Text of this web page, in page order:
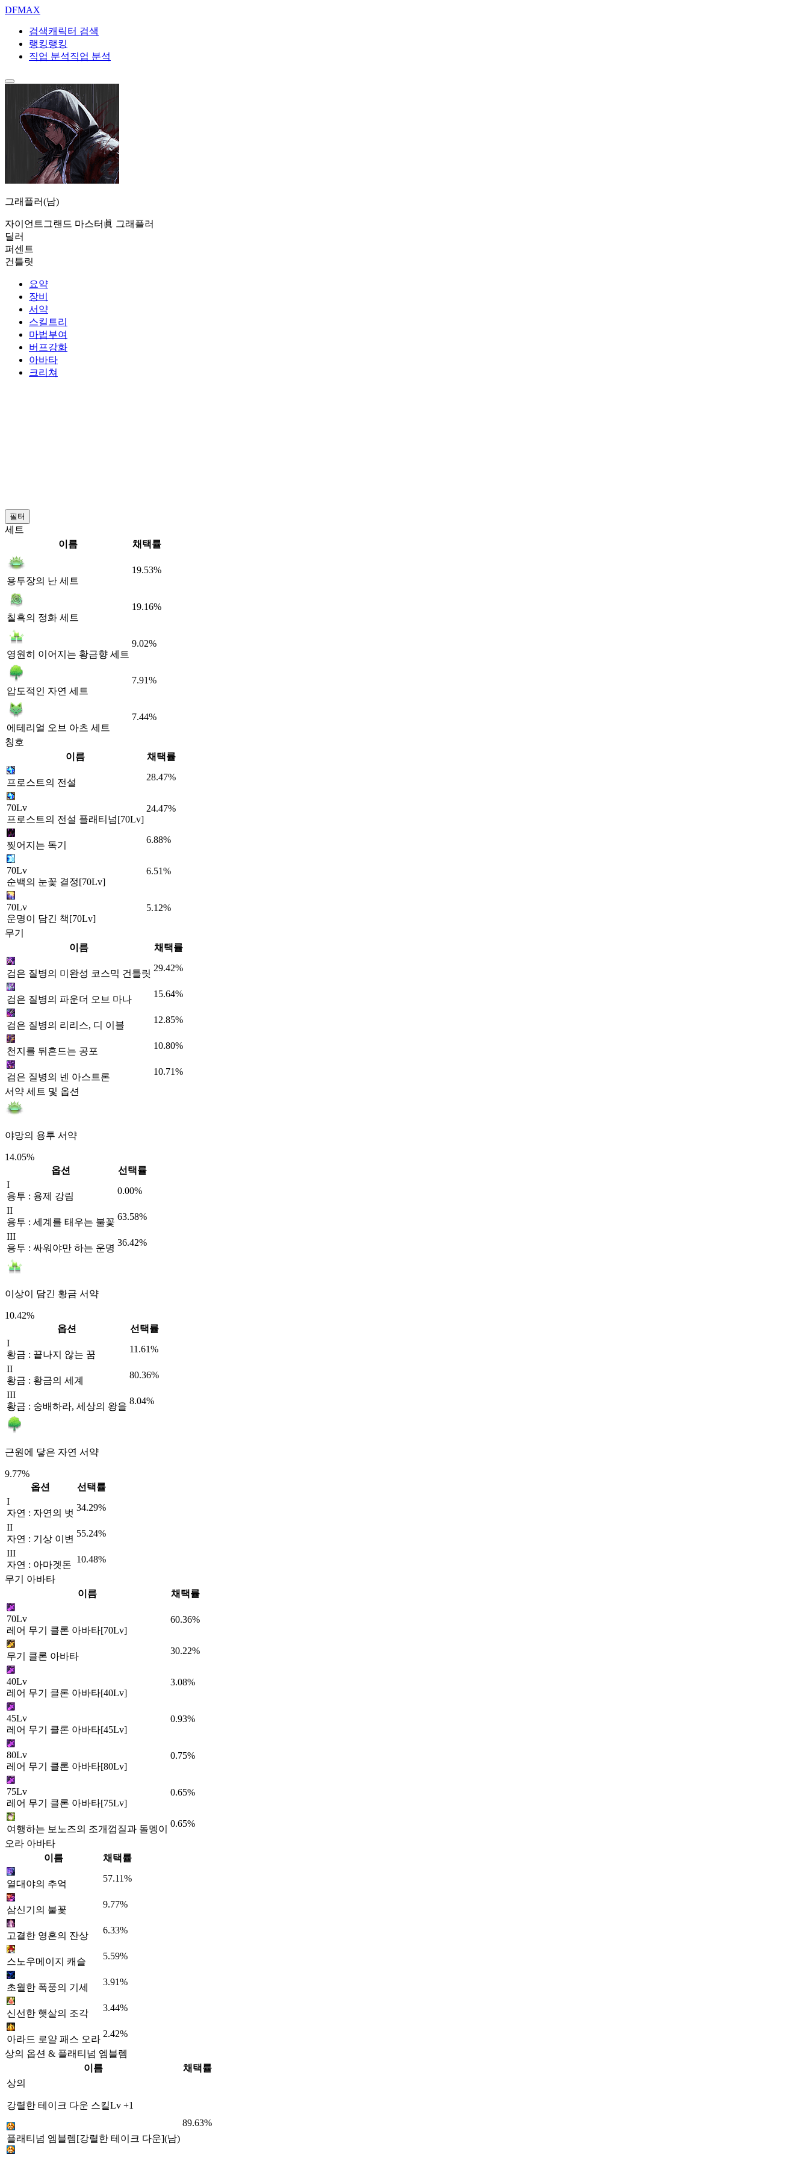
DFMAX
검색캐릭터 검색
랭킹랭킹
직업 분석직업 분석
그래플러(남)
자이언트 그랜드 마스터 眞 그래플러
딜러
퍼센트
건틀릿
요약
장비
서약
스킬트리
마법부여
버프강화
아바타
크리쳐
필터
세트
이름
채택률
용투장의 난 세트
19.53%
칠흑의 정화 세트
19.16%
영원히 이어지는 황금향 세트
9.02%
압도적인 자연 세트
7.91%
에테리얼 오브 아츠 세트
7.44%
칭호
이름
채택률
프로스트의 전설
28.47%
70Lv
프로스트의 전설 플래티넘[70Lv]
24.47%
찢어지는 독기
6.88%
70Lv
순백의 눈꽃 결정[70Lv]
6.51%
70Lv
운명이 담긴 책[70Lv]
5.12%
무기
이름
채택률
검은 질병의 미완성 코스믹 건틀릿
29.42%
검은 질병의 파운더 오브 마나
15.64%
검은 질병의 리리스, 디 이블
12.85%
천지를 뒤흔드는 공포
10.80%
검은 질병의 넨 아스트론
10.71%
서약 세트 및 옵션
야망의 용투 서약
14.05%
옵션
선택률
I
용투 : 용제 강림
0.00%
II
용투 : 세계를 태우는 불꽃
63.58%
III
용투 : 싸워야만 하는 운명
36.42%
이상이 담긴 황금 서약
10.42%
옵션
선택률
I
황금 : 끝나지 않는 꿈
11.61%
II
황금 : 황금의 세계
80.36%
III
황금 : 숭배하라, 세상의 왕을
8.04%
근원에 닿은 자연 서약
9.77%
옵션
선택률
I
자연 : 자연의 벗
34.29%
II
자연 : 기상 이변
55.24%
III
자연 : 아마겟돈
10.48%
무기 아바타
이름
채택률
70Lv
레어 무기 클론 아바타[70Lv]
60.36%
무기 클론 아바타
30.22%
40Lv
레어 무기 클론 아바타[40Lv]
3.08%
45Lv
레어 무기 클론 아바타[45Lv]
0.93%
80Lv
레어 무기 클론 아바타[80Lv]
0.75%
75Lv
레어 무기 클론 아바타[75Lv]
0.65%
여행하는 보노즈의 조개껍질과 돌멩이
0.65%
오라 아바타
이름
채택률
열대야의 추억
57.11%
삼신기의 불꽃
9.77%
고결한 영혼의 잔상
6.33%
스노우메이지 캐슬
5.59%
초월한 폭풍의 기세
3.91%
신선한 햇살의 조각
3.44%
아라드 로얄 패스 오라
2.42%
상의 옵션 & 플래티넘 엠블렘
이름
채택률
상의
강렬한 테이크 다운 스킬Lv +1
플래티넘 엠블렘[강렬한 테이크 다운](남)
89.63%